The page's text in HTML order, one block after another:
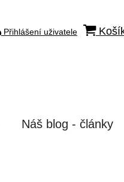
Přihlášení uživatele
Náš blog - články